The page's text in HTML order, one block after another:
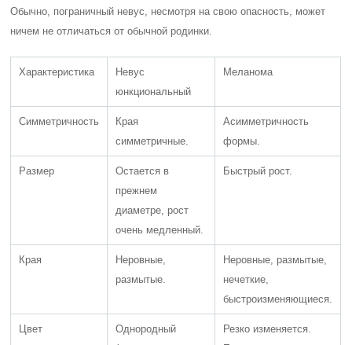
Обычно, пограничный невус, несмотря на свою опасность, может
ничем не отличаться от обычной родинки.
Характеристика
Невус
юнкциональный
Меланома
Симметричность
Края
симметричные.
Асимметричность
формы.
Размер
Остается в
прежнем
диаметре, рост
очень медленный.
Быстрый рост.
Края
Неровные,
размытые.
Неровные, размытые,
нечеткие,
быстроизменяющиеся.
Цвет
Однородный
Резко изменяется.